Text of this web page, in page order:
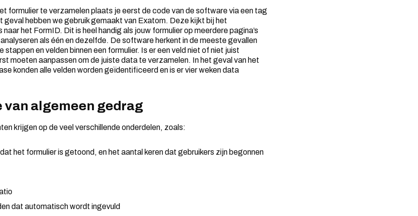
formulier te verzamelen plaats je eerst de code van de software via een tag
geval hebben we gebruik gemaakt van Exatom. Deze kijkt bij het
het FormID. Dit is heel handig als jouw formulier op meerdere pagina’s
als één en dezelfde. De software herkent in de meeste gevallen
en velden binnen een formulier. Is er een veld niet of niet juist
moeten aanpassen om de juiste data te verzamelen. In het geval van het
konden alle velden worden geïdentificeerd en is er vier weken data
van algemeen gedrag
krijgen op de veel verschillende onderdelen, zoals:
het formulier is getoond, en het aantal keren dat gebruikers zijn begonnen
dat automatisch wordt ingevuld